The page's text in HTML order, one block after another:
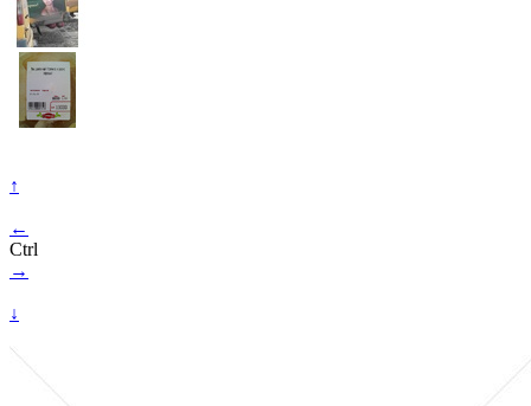
↑
←
Ctrl
→
↓